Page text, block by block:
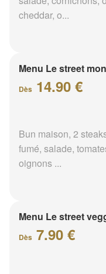
cheddar, o...
Menu Le street
Dès 14.90 €
Bun maison, 2
fumé, salade,
oignons ...
Menu Le street
Dès 7.90 €